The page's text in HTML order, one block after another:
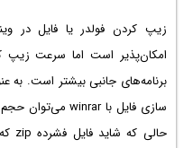
امکان‌پذیر است اما سرعت زیپ
برنامه‌های جانبی بیشتر است. به
سازی فایل با winrar
می‌توان حجم
حالی که شایدفایل فشرده zip